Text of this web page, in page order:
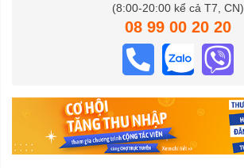
(8:00-20:00 kể cả T7, CN)
08 99 00 20 20